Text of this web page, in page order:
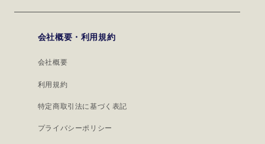
会社概要・利用規約
会社概要
利用規約
特定商取引法に基づく表記
プライバシーポリシー